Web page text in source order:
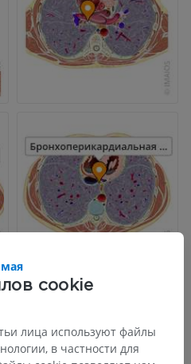
cookie
лица используют файлы
в частности для